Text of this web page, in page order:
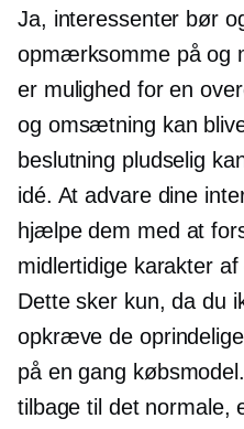
Ja, interessenter bør
opmærksomme på og
er mulighed for en
og omsætning kan
beslutning pludselig
idé. At advare dine
hjælpe dem med at
midlertidige karakter
Dette sker kun, da du
opkræve de
på en gang
tilbage til det normale,